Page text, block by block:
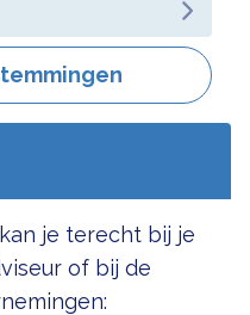
je terecht bij je
of bij de